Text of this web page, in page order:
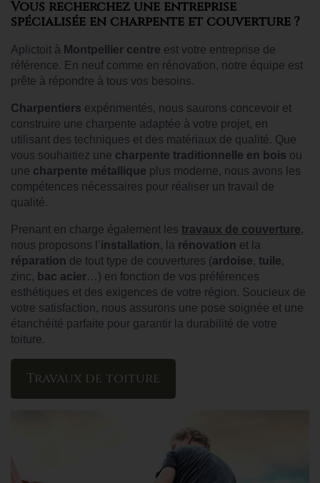
Vous recherchez une entreprise
spécialisée en charpente et couverture ?
Aplictoit à Montpellier centre est votre entreprise de
référence. En neuf comme en rénovation, notre équipe est
prête à répondre à tous vos besoins.
Charpentiers expérimentés, nous saurons concevoir et
construire une charpente adaptée à votre projet, en
utilisant des techniques et des matériaux de qualité. Que
vous souhaitiez une charpente traditionnelle en bois ou
une charpente métallique plus moderne, nous avons les
compétences nécessaires pour réaliser un travail de
qualité.
Prenant en charge également les travaux de couverture,
nous proposons l’installation, la rénovation et la
réparation de tout type de couvertures (ardoise, tuile,
zinc, bac acier…) en fonction de vos préférences
esthétiques et des exigences de votre région. Soucieux de
votre satisfaction, nous assurons une pose soignée et une
étanchéité parfaite pour garantir la durabilité de votre
toiture.
Travaux de toiture